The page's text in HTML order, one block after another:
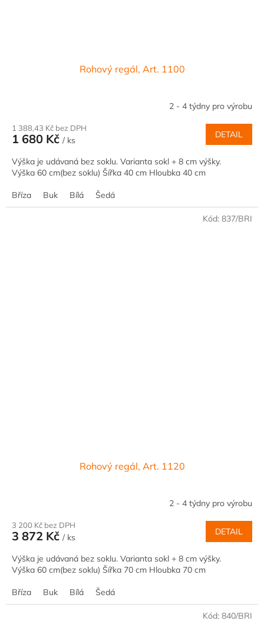
Rohový regál, Art. 1100
2 - 4 týdny pro výrobu
1 388,43 Kč bez DPH
1 680 Kč / ks
DETAIL
Výška je udávaná bez soklu. Varianta sokl + 8 cm výšky.
Výška 60 cm(bez soklu) Šířka 40 cm Hloubka 40 cm
Bříza Buk Bílá Šedá
Rohový regál, Art. 1120
2 - 4 týdny pro výrobu
3 200 Kč bez DPH
3 872 Kč / ks
DETAIL
Výška je udávaná bez soklu. Varianta sokl + 8 cm výšky.
Výška 60 cm(bez soklu) Šířka 70 cm Hloubka 70 cm
Bříza Buk Bílá Šedá
Kód: 837/BRI
Kód: 840/BRI